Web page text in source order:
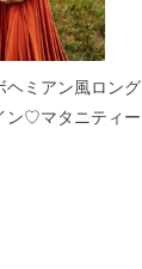
ミアン風ロング
ン♡マタニティー